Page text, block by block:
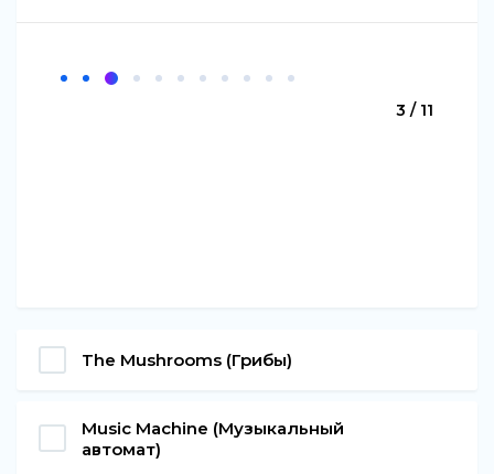
3 / 11
The Mushrooms (Грибы)
Music Machine (Музыкальный
автомат)